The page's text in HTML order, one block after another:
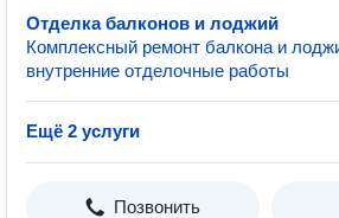
Отделка балконов и лоджий
Комплексный ремонт балкона и
внутренние отделочные работы
Ещё 2 услуги
Позвонить